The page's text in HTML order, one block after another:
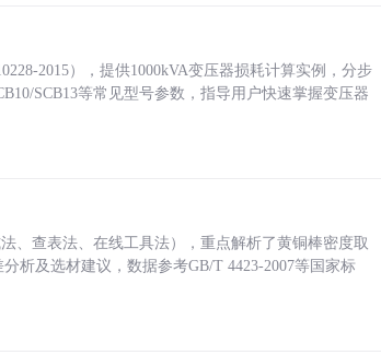
2015），提供1000kVA变压器损耗计算实例，分步
SCB13等常见型号参数，指导用户快速掌握变压器
、查表法、在线工具法），重点解析了黄铜棒密度取
析及选材建议，数据参考GB/T 4423-2007等国家标